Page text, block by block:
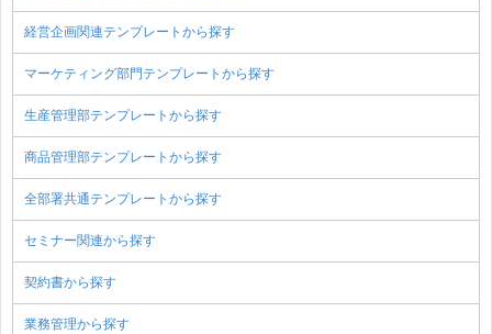
経営企画関連テンプレートから探す
マーケティング部門テンプレートから探す
生産管理部テンプレートから探す
商品管理部テンプレートから探す
全部署共通テンプレートから探す
セミナー関連から探す
契約書から探す
業務管理から探す